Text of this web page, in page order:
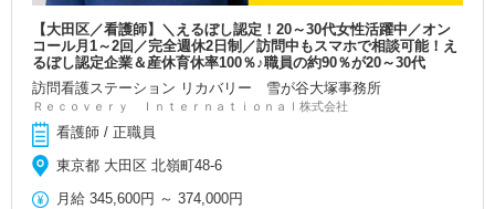
【大田区／看護師】＼えるぼし認定！20～30代女性活躍中／オン
コール月1～2回／完全週休2日制／訪問中もスマホで相談可能！え
るぼし認定企業＆産休育休率100％♪職員の約90％が20～30代
訪問看護ステーション リカバリー 雪が谷大塚事務所
Ｒｅｃｏｖｅｒｙ Ｉｎｔｅｒｎａｔｉｏｎａｌ株式会社
看護師 / 正職員
東京都 大田区 北嶺町48-6
月給 345,600円 ～374,000円